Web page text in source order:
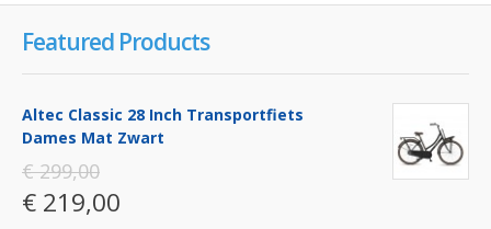
Featured Products
Altec Classic 28 Inch Transportfiets
Dames Mat Zwart
€ 299,00
€ 219,00